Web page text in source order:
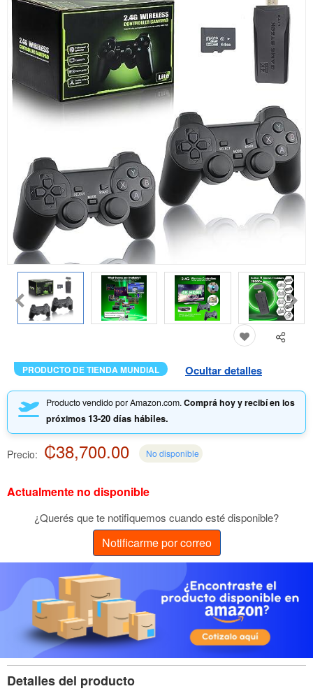
PRODUCTO DE TIENDA MUNDIAL Ocultar detalles
Producto vendido por Amazon.com.Comprá hoy y recibí en los
próximos13-20 días hábiles.
Precio: ₡38,700.00 No disponible
Actualmente no disponible
¿Querés que te notifiquemos cuando esté disponible?
Notificarme por correo
Detalles del producto